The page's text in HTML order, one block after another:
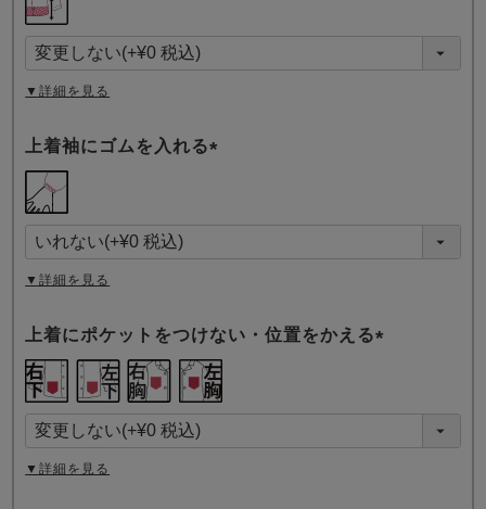
須
)
▼詳細を見る
上着袖にゴムを入れる
須
)
▼詳細を見る
上着にポケットをつけない・位置をかえる
須
)
▼詳細を見る